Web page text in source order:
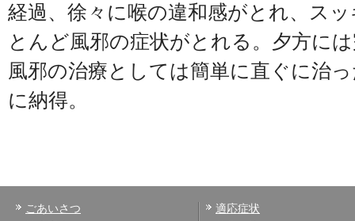
経過、徐々に喉の違和感がとれ、ス
とんど風邪の症状がとれる。夕方に
風邪の治療としては簡単に直ぐに治
に納得。
ごあいさつ
適応症状